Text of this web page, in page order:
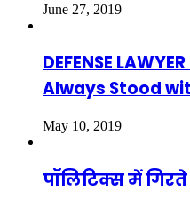
June 27, 2019
DEFENSE
Always Stood
May 10, 2019
पॉलिटिक्स में